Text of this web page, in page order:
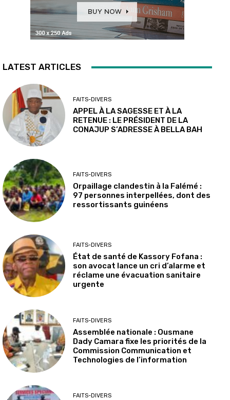
LATEST ARTICLES
FAITS-DIVERS
APPEL À LA SAGESSE ET À LA
RETENUE : LE PRÉSIDENT DE LA
CONAJUP S’ADRESSE À BELLA BAH
FAITS-DIVERS
Orpaillage clandestin à la Falémé :
97 personnes interpellées, dont des
ressortissants guinéens
FAITS-DIVERS
État de santé de Kassory Fofana :
son avocat lance un cri d’alarme et
réclame une évacuation sanitaire
urgente
FAITS-DIVERS
Assemblée nationale : Ousmane
Dady Camara fixe les priorités de la
Commission Communication et
Technologies de l’information
FAITS-DIVERS